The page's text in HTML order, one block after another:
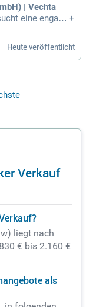
| Vechta
eine engagi
Vollzeitstelle.
und Eigenständi
gehören
exzellente B
Techni
+
Heute veröffentlicht
Verkauf
liegt nach
€ bis 2.160 €
als